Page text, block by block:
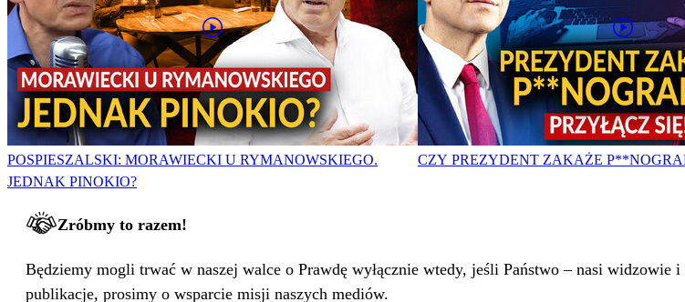
POSPIESZALSKI: MORAWIECKI U RYMANOWSKIEGO.
JEDNAK PINOKIO?
CZY PREZYDENT ZAKAŻE
Zróbmy to razem!
Będziemy mogli trwać w naszej walce o Prawdę wyłącznie wtedy, jeśli Państwo – nasi widzowie
publikacje, prosimy o wsparcie misji naszych mediów.